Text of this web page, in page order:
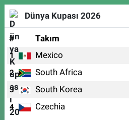
Dünya Kupası 2026
# Takım
1 Mexico
2 South Africa
3 South Korea
4 Czechia